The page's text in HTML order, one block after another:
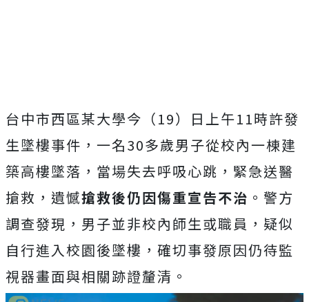
台中市西區某大學今（19）日上午11時許發
生墜樓事件，一名30多歲男子從校內一棟建
築高樓墜落，當場失去呼吸心跳，緊急送醫
搶救，遺憾搶救後仍因傷重宣告不治 。警方
調查發現，男子並非校內師生或職員，疑似
自行進入校園後墜樓，確切事發原因仍待監
視器畫面與相關跡證釐清。